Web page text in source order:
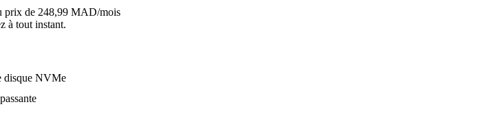
prix de 248,99 MAD/mois
à tout instant.
disque NVMe